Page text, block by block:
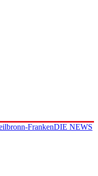
FrankenDIE NEWS